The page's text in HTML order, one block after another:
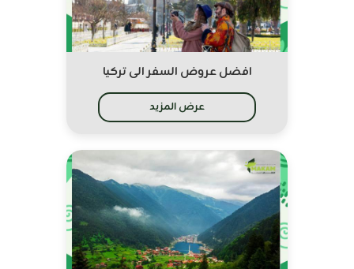
افضل عروض السفر الى تركيا
عرض المزيد